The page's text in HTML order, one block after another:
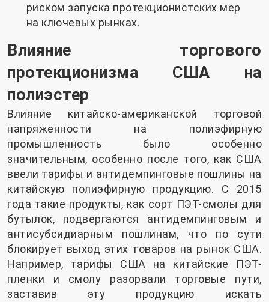
риском запуска протекционистских мер
на ключевых рынках.
Влияние торгового
протекционизма США на
полиэстер
Влияние китайско-американской торговой
напряженности на полиэфирную
промышленность было особенно
значительным, особенно после того, как США
ввели тарифы и антидемпинговые пошлины на
китайскую полиэфирную продукцию. С 2015
года такие продукты, как сорт ПЭТ-смолы для
бутылок, подвергаются антидемпинговым и
антисубсидиарным пошлинам, что по сути
блокирует выход этих товаров на рынок США.
Например, тарифы США на китайские ПЭТ-
пленки и смолу разорвали торговые пути,
заставив эту продукцию искать